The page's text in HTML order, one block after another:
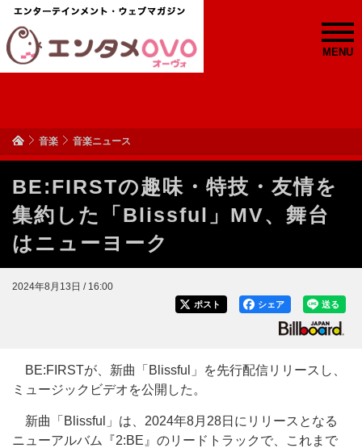
MENU
音楽 音楽ニュース
BE:FIRSTの趣味・特技・友情を
集約した「Blissful」MV、舞台
はニューヨーク
2024年8月13日 / 16:00
送る
シェア
ポスト
BE:FIRSTが、新曲「Blissful」を先行配信リリースし、
ミュージックビデオを公開した。
新曲「Blissful」は、2024年8月28日にリリースとなる
ニューアルバム『2:BE』のリードトラックで、これまで